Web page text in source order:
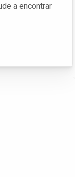
a encontrar